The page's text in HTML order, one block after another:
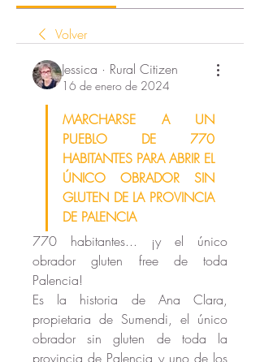
Volver
Jessica · Rural Citizen
16 de enero de 2024
MARCHARSE A UN
PUEBLO DE 770
HABITANTES PARA ABRIR EL
ÚNICO OBRADOR SIN
GLUTEN DE LA PROVINCIA
DE PALENCIA
770 habitantes... ¡y el único
obrador gluten free de toda
Palencia!
Es la historia de Ana Clara,
propietaria de Sumendi, el único
obrador sin gluten de toda la
provincia de Palencia y uno de los